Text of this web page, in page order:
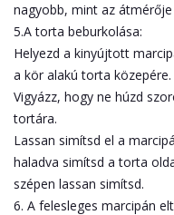
nagyobb, mint az
5.A torta beburkolása:
Helyezd a kinyújtott
a kör alakú torta közepére.
Vigyázz, hogy ne húzd
tortára.
Lassan simítsd el a
haladva simítsd a torta
szépen lassan simítsd.
6. A felesleges marcipán